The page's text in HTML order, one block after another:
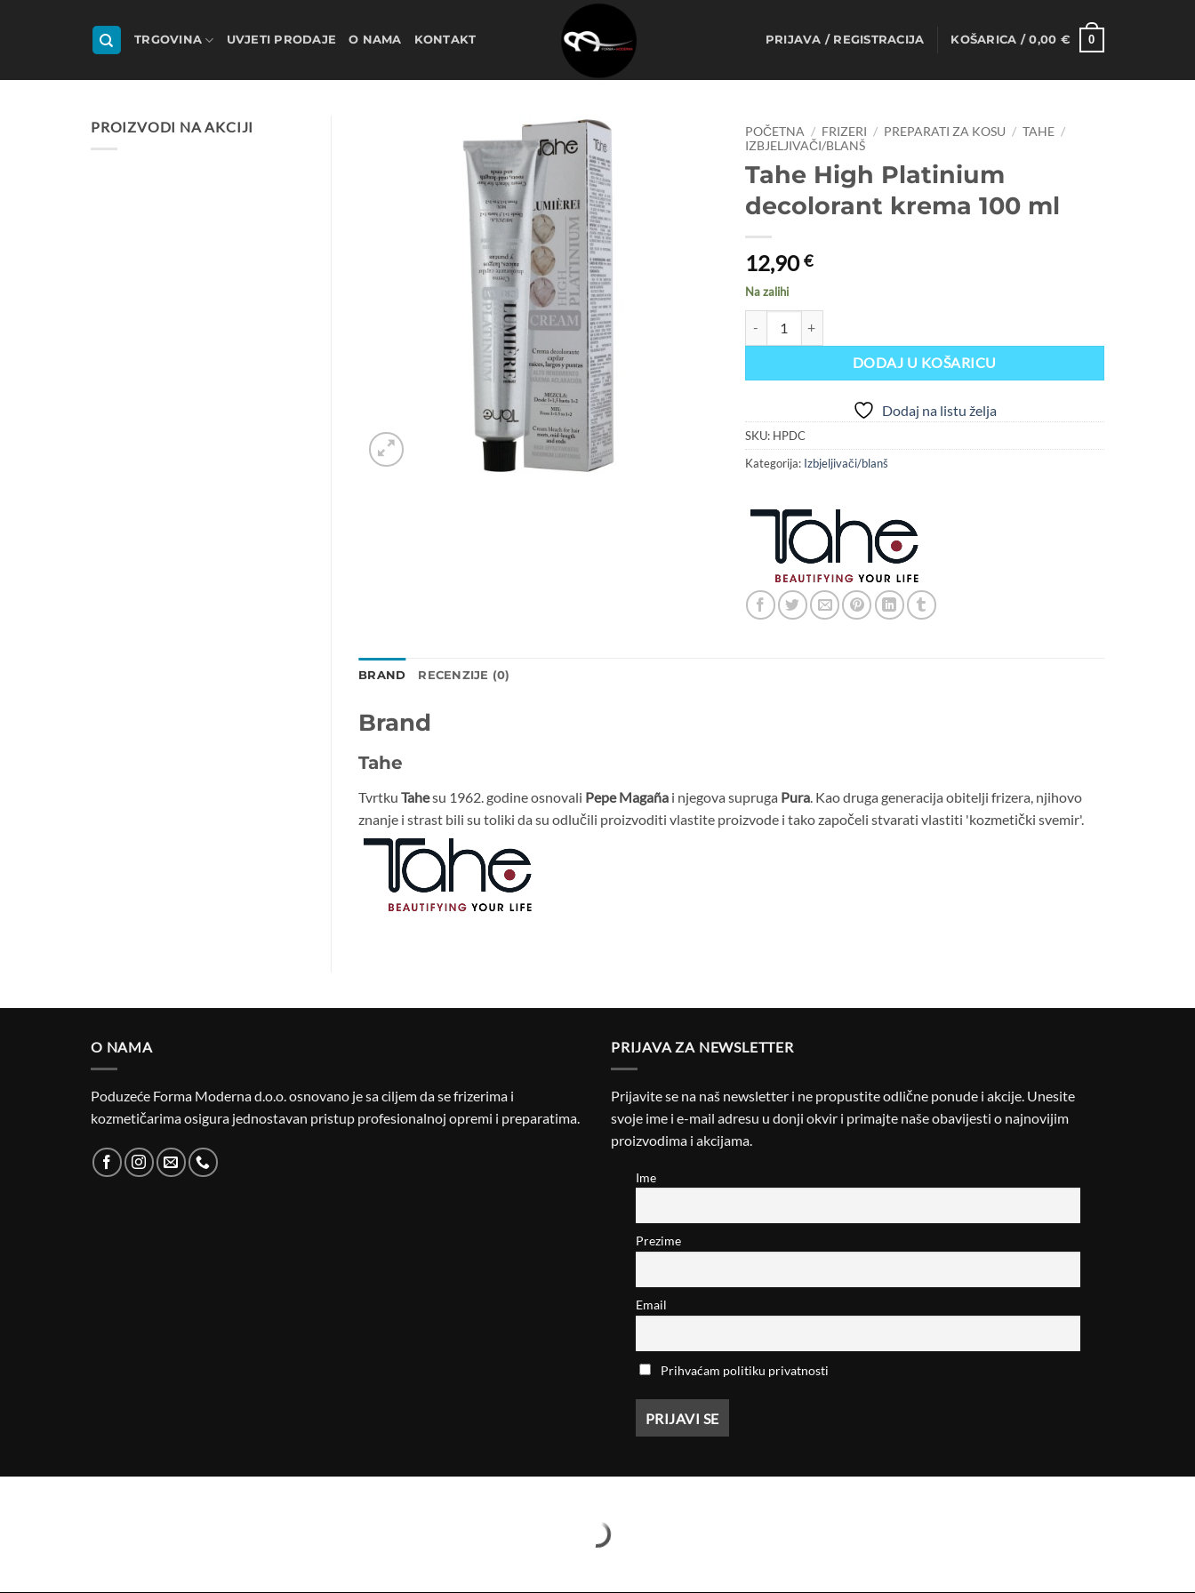
TRGOVINA UVJETI PRODAJE O NAMA KONTAKT PRIJAVA / REGISTRACIJA KOŠARICA /0,00 € 0
PROIZVODI NA AKCIJI POČETNA / FRIZERI / PREPARATI ZA KOSU / TAHE /
IZBJELJIVAČI/BLANŠ
Tahe High Platinium
decolorant krema 100 ml
12,90€
Na zalihi
DODAJ U KOŠARICU
Dodaj na listu želja
SKU: HPDC
Kategorija: Izbjeljivači/blanš
BRAND RECENZIJE (0)
Brand
Tahe
Tvrtku Tahesu 1962. godine osnovali Pepe Magaña i njegova supruga Pura. Kao druga generacija obitelji frizera, njihovo
znanje i strast bili su toliki da su odlučili proizvoditi vlastite proizvode i tako započeli stvarati vlastiti 'kozmetički svemir'.
O NAMA
Poduzeće Forma Moderna d.o.o. osnovano je sa ciljem da se frizerima i
kozmetičarima osigura jednostavan pristup profesionalnoj opremi i preparatima.
PRIJAVA ZA NEWSLETTER
Prijavite se na naš newsletter i ne propustite odlične ponude i akcije. Unesite
svoje ime i e-mail adresu u donji okvir i primajte naše obavijesti o najnovijim
proizvodima i akcijama.
Ime
Prezime
Email
Prihvaćam politiku privatnosti